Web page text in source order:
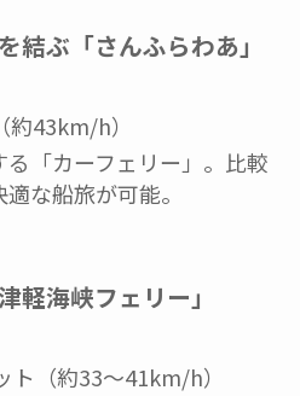
結ぶ「さんふらわあ」
43km/h）
「カーフェリー」。比較
な船旅が可能。
軽海峡フェリー」
（約33～41km/h）